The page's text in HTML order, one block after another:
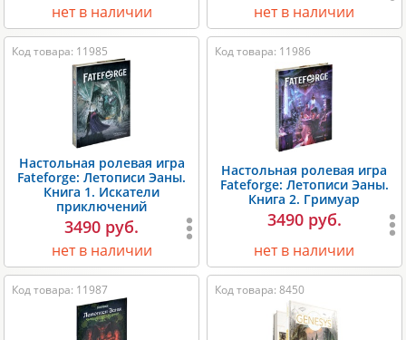
нет в наличии нет в наличии
Код товара: 11985
Настольная ролевая игра
Fateforge: Летописи Эаны.
Книга 1. Искатели
приключений
3490 руб.
нет в наличии
Код товара: 11986
Настольная ролевая игра
Fateforge: Летописи Эаны.
Книга 2. Гримуар
3490 руб.
нет в наличии
Код товара: 11987 Код товара: 8450